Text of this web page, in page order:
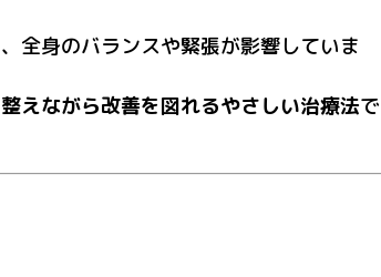
全身のバランスや緊張が影響していま
えながら改善を図れるやさしい治療法で